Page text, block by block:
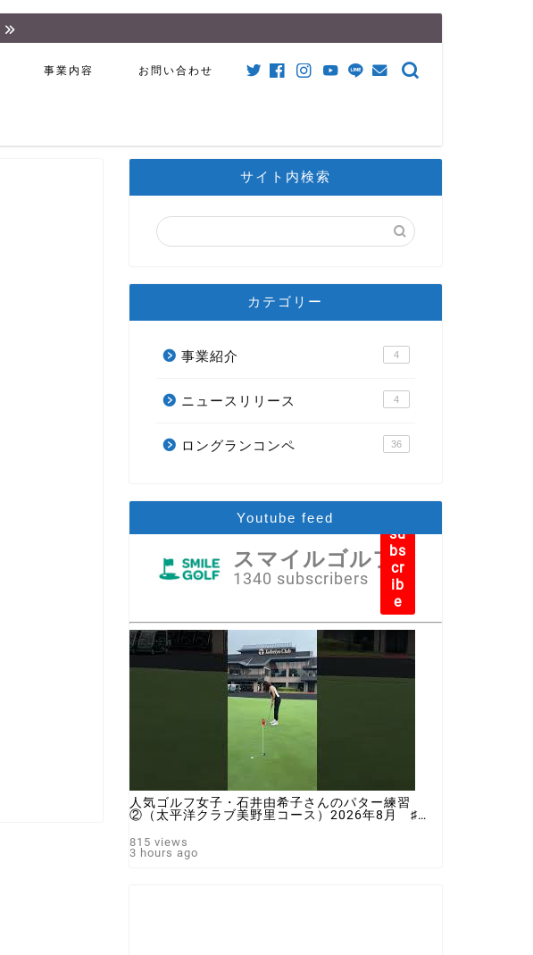
事業内容 お問い合わせ
サイト内検索
カテゴリー
事業紹介 4
ニュースリリース 4
ロングランコンペ 36
Youtube feed
スマイルゴルフ
1340 subscribers
su
bs
cr
ib
e
人気ゴルフ女子・石井由希子さんのパター練習
②（太平洋クラブ美野里コース）2026年8月 ♯ゴ
画 ♯スマイルゴルフ
815 views
3 hours ago